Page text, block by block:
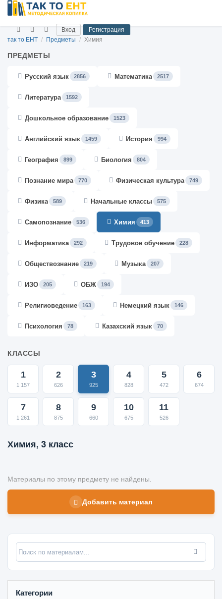
Вход
Регистрация
так то ЕНТ / Предметы / Химия
ПРЕДМЕТЫ
Русский язык 2856 Математика 2517
Литература 1592
Дошкольное образование 1523
Английский язык 1459 История 994
География 899 Биология 804
Познание мира 770 Физическая культура 749
Физика 589 Начальные классы 575
Самопознание 536 Химия 413
Информатика 292 Трудовое обучение 228
Обществознание 219 Музыка 207
ИЗО 205 ОБЖ 194
Религиоведение 163 Немецкий язык 146
Психология 78 Казахский язык 70
КЛАССЫ
1
1 157
2
626
3
925
4
828
5
472
6
674
7
1 261
8
875
9
660
10
675
11
526
Химия, 3 класс
Материалы по этому предмету не найдены.
Добавить материал
Категории